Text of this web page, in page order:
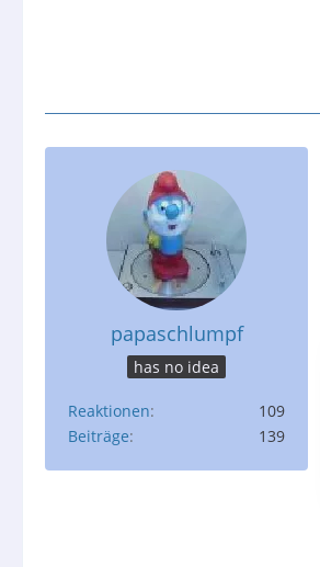
papaschlumpf
has no idea
Reaktionen
109
Beiträge
139